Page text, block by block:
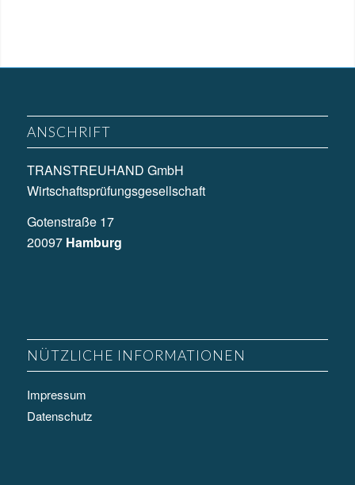
ANSCHRIFT
TRANSTREUHAND GmbH
Wirtschaftsprüfungsgesellschaft
Gotenstraße 17
20097 Hamburg
NÜTZLICHE INFORMATIONEN
Impressum
Datenschutz